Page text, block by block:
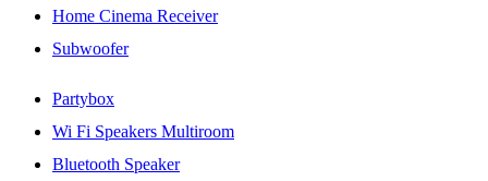
Home Cinema Receiver
Subwoofer
Partybox
Wi Fi Speakers Multiroom
Bluetooth Speaker